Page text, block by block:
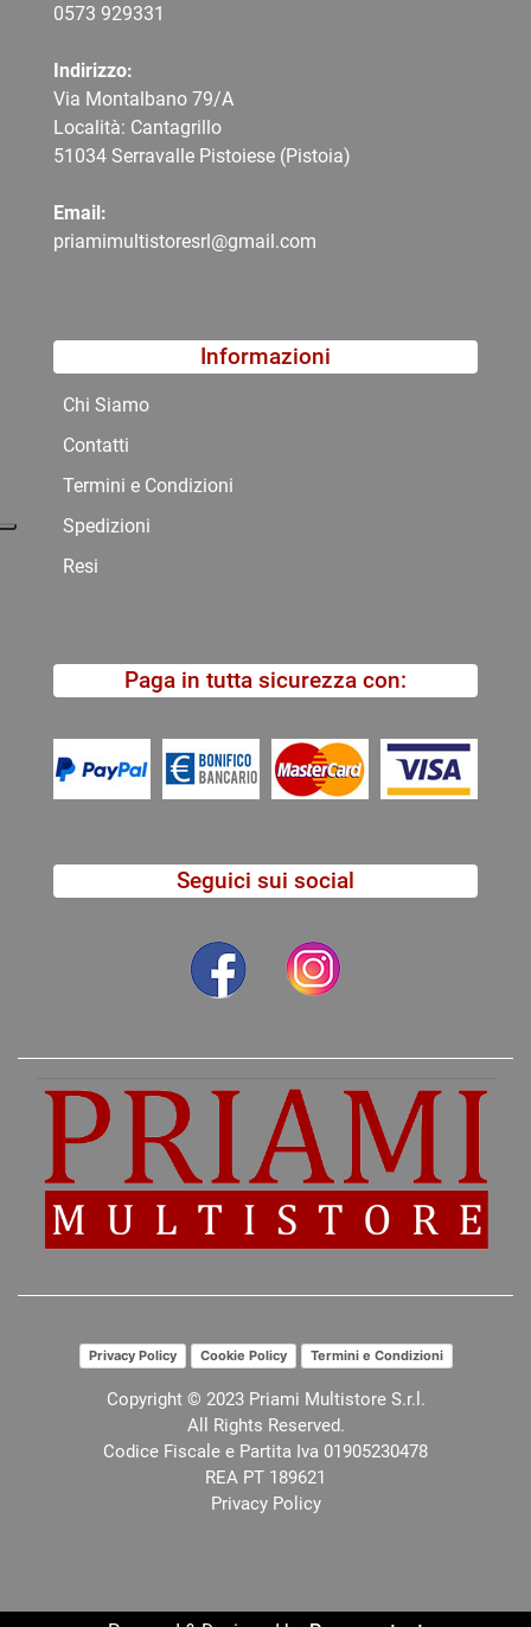
0573 929331
Indirizzo:
Via Montalbano 79/A
Località: Cantagrillo
51034 Serravalle Pistoiese (Pistoia)
Email:
priamimultistoresrl@gmail.com
Informazioni
Chi Siamo
Contatti
Termini e Condizioni
Spedizioni
Resi
Paga in tutta sicurezza con:
Seguici sui social
Privacy Policy Cookie Policy Termini e Condizioni
Copyright © 2023 Priami Multistore S.r.l.
All Rights Reserved.
Codice Fiscale e Partita Iva 01905230478
REA PT 189621
Privacy Policy